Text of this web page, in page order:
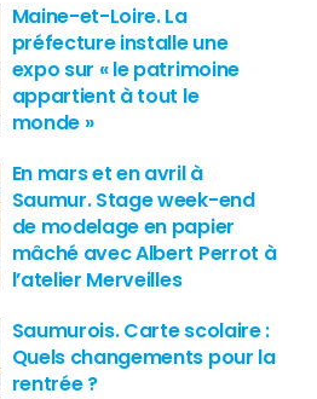
Maine-et-Loire. La
préfecture installe une
expo sur « le patrimoine
appartient à tout le
monde »
En mars et en avril à
Saumur. Stage week-end
de modelage en papier
mâché avec Albert Perrot à
l’atelier Merveilles
Saumurois. Carte scolaire :
Quels changements pour la
rentrée ?